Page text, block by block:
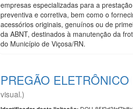
empresas especializadas para a
preventiva e corretiva, bem como o
acessórios originais, genuínos ou de
da ABNT, destinados à manutenção da
do Município de Viçosa/RN.
PREGÃO ELETRÔNICO
visual.)